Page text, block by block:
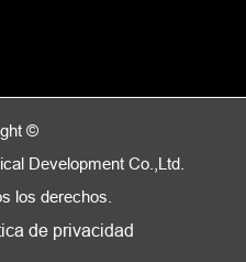
©
Development Co.,Ltd.
los derechos.
de privacidad